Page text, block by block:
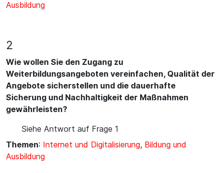
Ausbildung
2
Wie wollen Sie den Zugang zu
Weiterbildungsangeboten vereinfachen, Qualität der
Angebote sicherstellen und die dauerhafte
Sicherung und Nachhaltigkeit der Maßnahmen
gewährleisten?
Siehe Antwort auf Frage 1
Themen: Internet und Digitalisierung, Bildung und
Ausbildung